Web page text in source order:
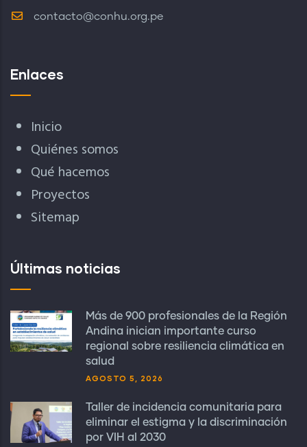
contacto@conhu.org.pe
Enlaces
Inicio
Quiénes somos
Qué hacemos
Proyectos
Sitemap
Últimas noticias
Más de 900 profesionales de la Región
Andina inician importante curso
regional sobre resiliencia climática en
salud
AGOSTO 5, 2026
Taller de incidencia comunitaria para
eliminar el estigma y la discriminación
por VIH al 2030